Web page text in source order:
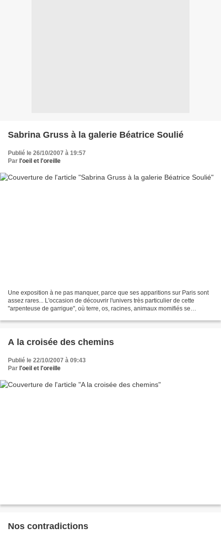
Sabrina Gruss à la galerie Béatrice Soulié
Publié le 26/10/2007 à 19:57
Par l'oeil et l'oreille
Une exposition à ne pas manquer, parce que ses apparitions sur Paris sont
assez rares... L'occasion de découvrir l'univers très particulier de cette
"arpenteuse de garrigue", où terre, os, racines, animaux momifiés se
A la croisée des chemins
Publié le 22/10/2007 à 09:43
Par l'oeil et l'oreille
Nos contradictions